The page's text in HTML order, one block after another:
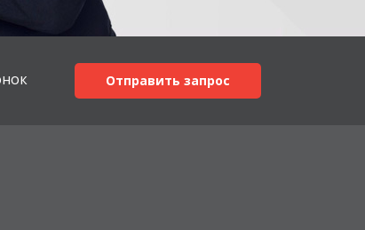
Отправить запрос